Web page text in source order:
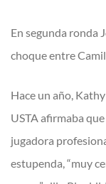
En segunda ronda
choque entre
Hace un año,
USTA afirmaba
jugadora
estupenda, “muy